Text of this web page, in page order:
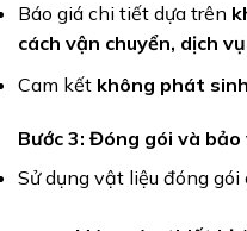
Báo giá chi tiết dựa trên
cách vận chuyển, dịch
Cam kết không phát
Bước 3: Đóng gói và
Sử dụng vật liệu đóng gói